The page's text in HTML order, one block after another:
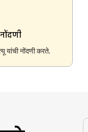
यांची नोंदणी करते.